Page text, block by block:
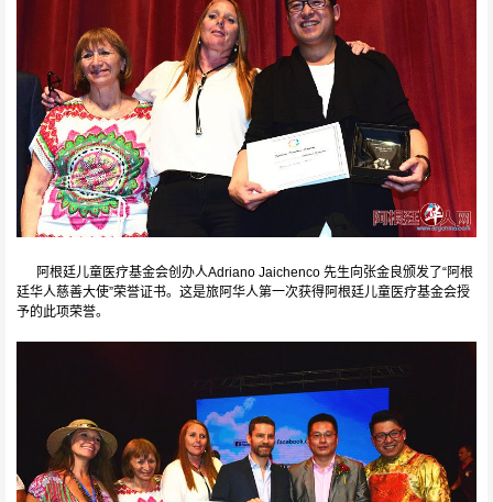
阿根廷儿童医疗基金会创办人Adriano Jaichenco 先生向张金良颁发了“阿根
廷华人慈善大使”荣誉证书。这是旅阿华人第一次获得阿根廷儿童医疗基金会授
予的此项荣誉。